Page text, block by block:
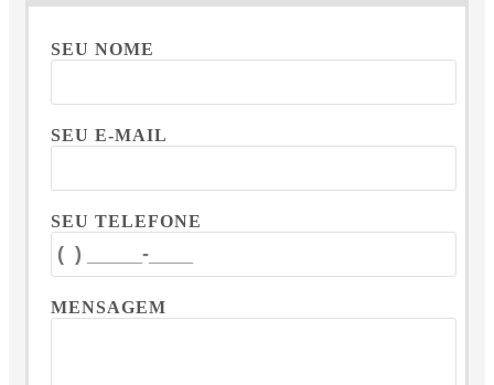
SEU NOME
SEU E-MAIL
SEU TELEFONE
MENSAGEM